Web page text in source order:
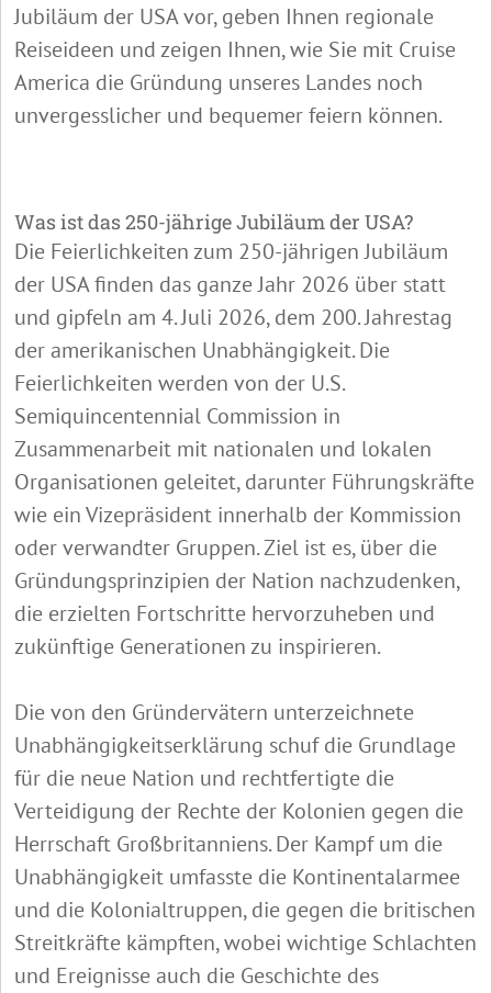
Jubiläum der USA vor, geben Ihnen regionale
Reiseideen und zeigen Ihnen, wie Sie mit Cruise
America die Gründung unseres Landes noch
unvergesslicher und bequemer feiern können.
Was ist das 250-jährige Jubiläum der USA?
Die Feierlichkeiten zum 250-jährigen Jubiläum
der USA finden das ganze Jahr 2026 über statt
und gipfeln am 4. Juli 2026, dem 200. Jahrestag
der amerikanischen Unabhängigkeit. Die
Feierlichkeiten werden von der U.S.
Semiquincentennial Commission in
Zusammenarbeit mit nationalen und lokalen
Organisationen geleitet, darunter Führungskräfte
wie ein Vizepräsident innerhalb der Kommission
oder verwandter Gruppen. Ziel ist es, über die
Gründungsprinzipien der Nation nachzudenken,
die erzielten Fortschritte hervorzuheben und
zukünftige Generationen zu inspirieren.
Die von den Gründervätern unterzeichnete
Unabhängigkeitserklärung schuf die Grundlage
für die neue Nation und rechtfertigte die
Verteidigung der Rechte der Kolonien gegen die
Herrschaft Großbritanniens. Der Kampf um die
Unabhängigkeit umfasste die Kontinentalarmee
und die Kolonialtruppen, die gegen die britischen
Streitkräfte kämpften, wobei wichtige Schlachten
und Ereignisse auch die Geschichte des